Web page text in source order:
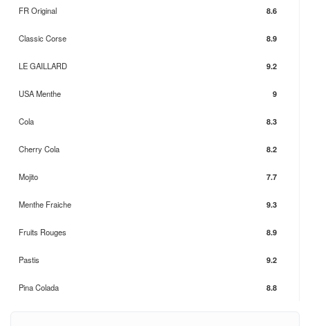
FR Original 8.6
Classic Corse 8.9
LE GAILLARD 9.2
USA Menthe 9
Cola 8.3
Cherry Cola 8.2
Mojito 7.7
Menthe Fraiche 9.3
Fruits Rouges 8.9
Pastis 9.2
Pina Colada 8.8